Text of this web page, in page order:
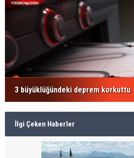
3 büyüklüğündeki deprem korkuttu
İlgi Çeken Haberler